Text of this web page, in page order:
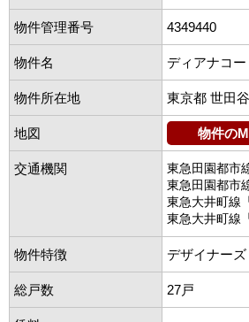
物件管理番号 4349440
物件名 ディアナコ
物件所在地 東京都 世田
地図 物件の
交通機関
東急田園都市
東急田園都市
東急大井町線
東急大井町線
物件特徴 デザイナーズ
総戸数 27戸